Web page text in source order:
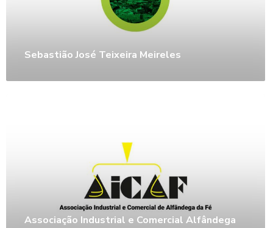
Sebastião José Teixeira Meireles
Associação Industrial e Comercial Alfândega